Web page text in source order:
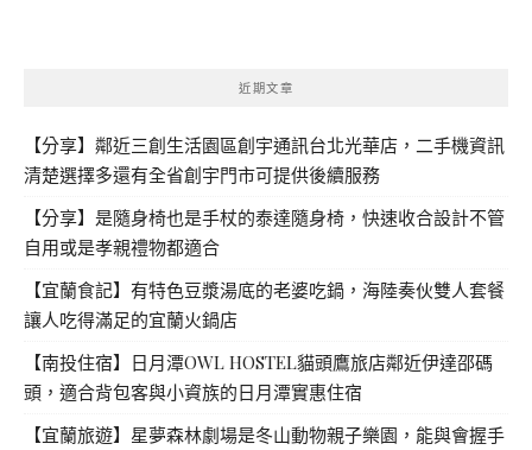
近期文章
【分享】鄰近三創生活園區創宇通訊台北光華店，二手機資訊
清楚選擇多還有全省創宇門市可提供後續服務
【分享】是隨身椅也是手杖的泰達隨身椅，快速收合設計不管
自用或是孝親禮物都適合
【宜蘭食記】有特色豆漿湯底的老婆吃鍋，海陸奏伙雙人套餐
讓人吃得滿足的宜蘭火鍋店
【南投住宿】日月潭OWL HOSTEL貓頭鷹旅店鄰近伊達邵碼
頭，適合背包客與小資族的日月潭實惠住宿
【宜蘭旅遊】星夢森林劇場是冬山動物親子樂園，能與會握手